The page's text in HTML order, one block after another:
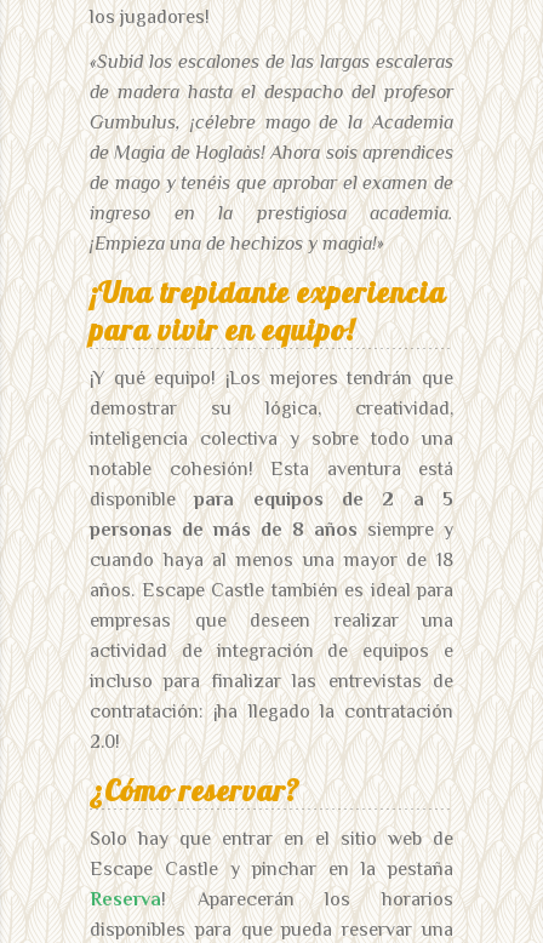
los jugadores!
«Subid los escalones de las largas escaleras
de madera hasta el despacho del profesor
Gumbulus, ¡célebre mago de la Academia
de Magia de Hoglaàs! Ahora sois aprendices
de mago y tenéis que aprobar el examen de
ingreso en la prestigiosa academia.
¡Empieza una de hechizos y magia!»
¡Una trepidante experiencia
para vivir en equipo!
¡Y qué equipo! ¡Los mejores tendrán que
demostrar su lógica, creatividad,
inteligencia colectiva y sobre todo una
notable cohesión! Esta aventura está
disponiblepara equipos de 2 a 5
personas de más de 8 añossiempre y
cuando haya al menos una mayor de 18
años. Escape Castle también es ideal para
empresas que deseen realizar una
actividad de integración de equipos e
incluso para finalizar las entrevistas de
contratación: ¡ha llegado la contratación
2.0!
¿Cómo reservar?
Solo hay que entrar en el sitio web de
Escape Castle y pinchar en la pestaña
Reserva! Aparecerán los horarios
disponibles para que pueda reservar una